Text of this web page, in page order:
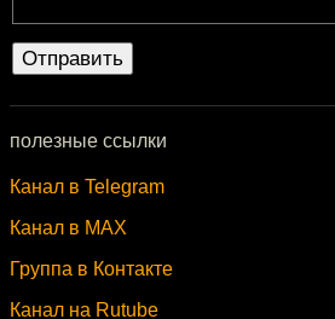
полезные ссылки
Канал в Telegram
Канал в MAX
Группа в Контакте
Канал на Rutube